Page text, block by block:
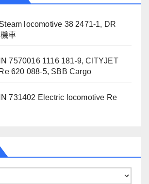
locomotive 38 2471-1, DR
車
7570016 1116 181-9, CITYJET
620 088-5, SBB Cargo
731402 Electric locomotive Re